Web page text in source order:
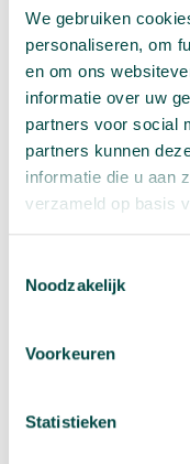
We gebruiken
personaliseren, om
en om ons
informatie over uw
partners voor social
partners kunnen
informatie die u aan
verzameld op basis
Noodzakelijk
Voorkeuren
Statistieken
's-